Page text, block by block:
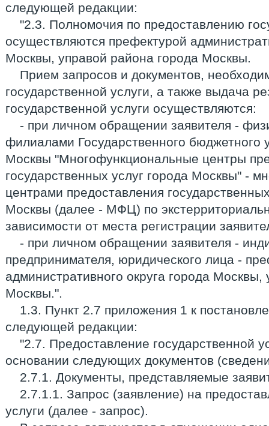
следующей редакции:
"2.3. Полномочия по предоставлению
осуществляются префектурой
Москвы, управой района города Москвы.
Прием запросов и документов,
государственной услуги, а также выдача
государственной услуги осуществляются:
- при личном обращении заявителя -
филиалами Государственного бюджетного
Москвы "Многофункциональные центры
государственных услуг города Москвы" -
центрами предоставления
Москвы (далее - МФЦ) по
зависимости от места регистрации
- при личном обращении заявителя -
предпринимателя, юридического лица -
административного округа города
Москвы.".
1.3. Пункт 2.7 приложения 1 к
следующей редакции:
"2.7. Предоставление государственной
основании следующих документов
2.7.1. Документы, представляемые
2.7.1.1. Запрос (заявление) на
услуги (далее - запрос).